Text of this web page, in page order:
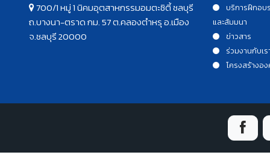
700/1 หมู่ 1 นิคมอุตสาหกรรมอมตะซิตี้ ชลบุรี
ถ.บางนา-ตราด กม. 57 ต.คลองตำหรุ อ.เมือง
จ.ชลบุรี 20000
บริการฝึกอบ
และสัมมนา
ข่าวสาร
ร่วมงานกับเร
โครงสร้างอ